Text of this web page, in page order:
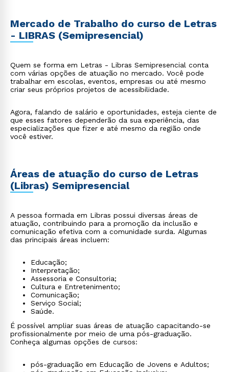
Mercado de Trabalho do curso de Letras
- LIBRAS (Semipresencial)
Quem se forma em Letras - Libras Semipresencial conta
com várias opções de atuação no mercado. Você pode
trabalhar em escolas, eventos, empresas ou até mesmo
criar seus próprios projetos de acessibilidade.
Agora, falando de salário e oportunidades, esteja ciente de
que esses fatores dependerão da sua experiência, das
especializações que fizer e até mesmo da região onde
você estiver.
Áreas de atuação do curso de Letras
(Libras) Semipresencial
A pessoa formada em Libras possui diversas áreas de
atuação, contribuindo para a promoção da inclusão e
comunicação efetiva com a comunidade surda. Algumas
das principais áreas incluem:
Educação;
Interpretação;
Assessoria e Consultoria;
Cultura e Entretenimento;
Comunicação;
Serviço Social;
Saúde.
É possível ampliar suas áreas de atuação capacitando-se
profissionalmente por meio de uma pós-graduação.
Conheça algumas opções de cursos:
pós-graduação em Educação de Jovens e Adultos;